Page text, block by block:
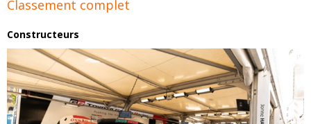
Classement complet
Constructeurs